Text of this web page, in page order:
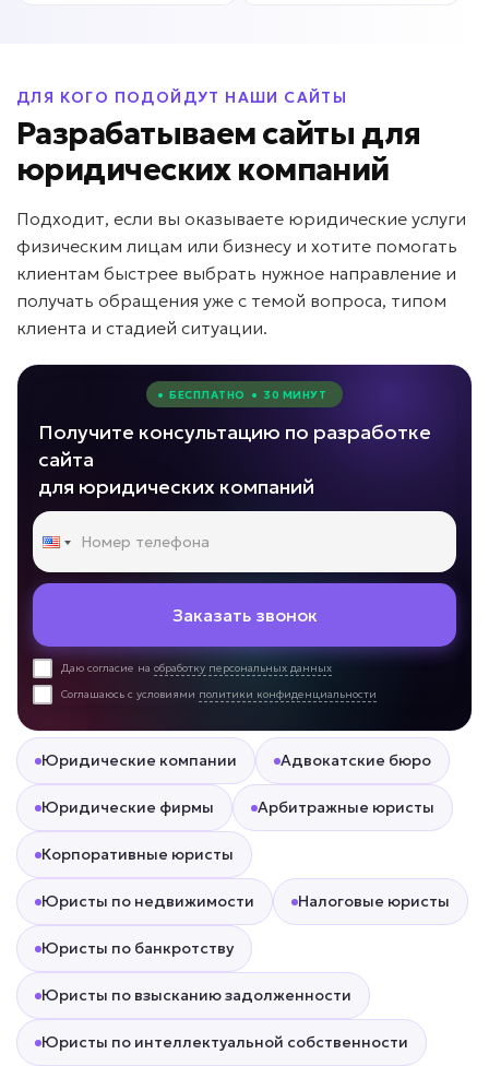
ДЛЯ КОГО ПОДОЙДУТ НАШИ САЙТЫ
Разрабатываем сайты для
юридических компаний
Подходит, если вы оказываете юридические услуги
физическим лицам или бизнесу и хотите помогать
клиентам быстрее выбрать нужное направление и
получать обращения уже с темой вопроса, типом
клиента и стадией ситуации.
• БЕСПЛАТНО • 30 МИНУТ
Получите консультацию по разработке
сайта
для юридических компаний
Заказать звонок
Даю согласие на обработку персональных данных
Соглашаюсь с условиями политики конфиденциальности
Юридические компании Адвокатские бюро
Юридические фирмы Арбитражные юристы
Корпоративные юристы
Юристы по недвижимости Налоговые юристы
Юристы по банкротству
Юристы по взысканию задолженности
Юристы по интеллектуальной собственности